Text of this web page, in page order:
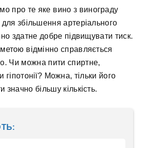
про те яке вино з винограду
збільшення артеріального
здатне добре підвищувати тиск.
відмінно справляється
Чи можна пити спиртне,
Можна, тільки його
значно більшу кількість.